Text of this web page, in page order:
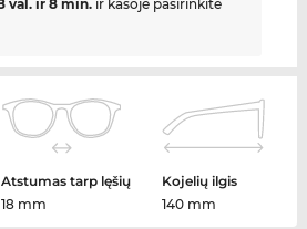
val. ir 8 min.ir kasoje pasirinkite
Atstumas tarp lęšių
18 mm
Kojelių ilgis
140 mm